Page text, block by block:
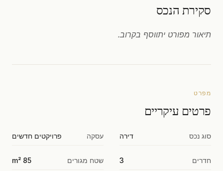
סקירת הנכס
תיאור מפורט יתווסף בקרוב.
מפרט
פרטים עיקריים
סוג נכס דירה עסקה פרויקטים חדשים
חדרים 3 שטח מגורים 85 m²